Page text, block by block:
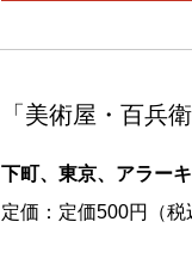
「美術屋・百兵
下町、東京、アラー
定価：定価500円（税